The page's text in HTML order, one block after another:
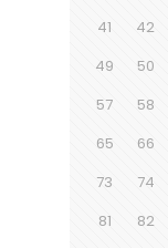
41
42
49
50
57
58
65
66
73
74
81
82